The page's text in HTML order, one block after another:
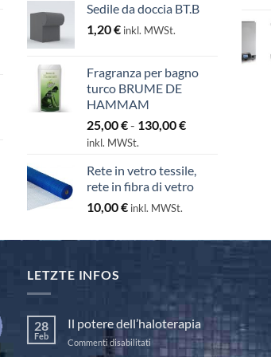
Sedile da doccia BT.B
1,20€ inkl. MWSt.
Fragranza per bagno
turco BRUME DE
HAMMAM
25,00€- 130,00€Fascia
da
25,00 €
inkl. MWSt.
Rete in vetro tessile,
rete in fibra di vetro
10,00€ inkl. MWSt.
LETZTE INFOS
28
Feb
Il potere dell’haloterapia
Commenti disabilitati su